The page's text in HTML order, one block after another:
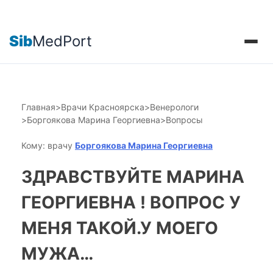
SibMedPort
Главная>Врачи Красноярска>Венерологи
>Боргоякова Марина Георгиевна>Вопросы
Кому: врачу Боргоякова Марина Георгиевна
ЗДРАВСТВУЙТЕ МАРИНА
ГЕОРГИЕВНА ! ВОПРОС У
МЕНЯ ТАКОЙ.У МОЕГО
МУЖА…